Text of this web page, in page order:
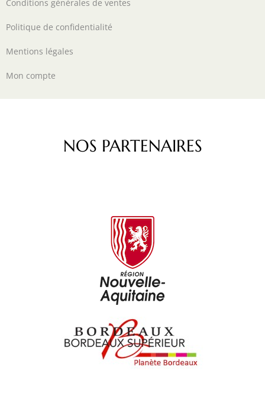
Conditions générales de ventes
Politique de confidentialité
Mentions légales
Mon compte
NOS PARTENAIRES